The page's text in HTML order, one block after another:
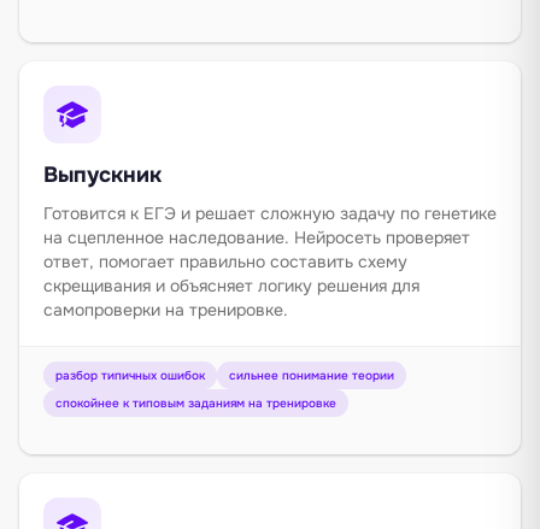
Выпускник
Готовится к ЕГЭ и решает сложную задачу по генетике
на сцепленное наследование. Нейросеть проверяет
ответ, помогает правильно составить схему
скрещивания и объясняет логику решения для
самопроверки на тренировке.
разбор типичных ошибок
сильнее понимание теории
спокойнее к типовым заданиям на тренировке